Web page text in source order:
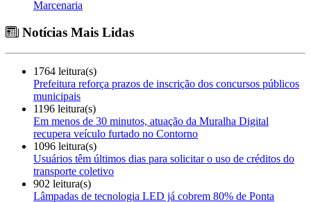
Marcenaria
Notícias Mais Lidas
1764 leitura(s)
Prefeitura reforça prazos de inscrição dos concursos públicos
municipais
1196 leitura(s)
Em menos de 30 minutos, atuação da Muralha Digital
recupera veículo furtado no Contorno
1096 leitura(s)
Usuários têm últimos dias para solicitar o uso de créditos do
transporte coletivo
902 leitura(s)
Lâmpadas de tecnologia LED já cobrem 80% de Ponta